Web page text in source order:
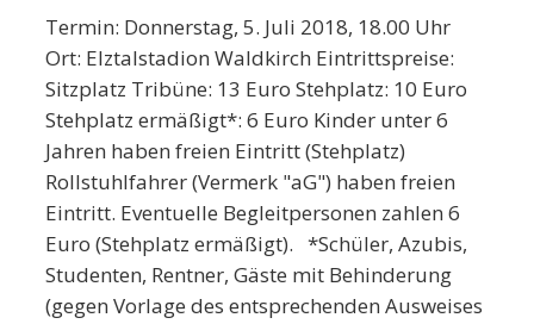
Termin: Donnerstag, 5. Juli 2018, 18.00 Uhr
Ort: Elztalstadion Waldkirch Eintrittspreise:
Sitzplatz Tribüne: 13 Euro Stehplatz: 10 Euro
Stehplatz ermäßigt*: 6 Euro Kinder unter 6
Jahren haben freien Eintritt (Stehplatz)
Rollstuhlfahrer (Vermerk "aG") haben freien
Eintritt. Eventuelle Begleitpersonen zahlen 6
Euro (Stehplatz ermäßigt). *Schüler, Azubis,
Studenten, Rentner, Gäste mit Behinderung
(gegen Vorlage des entsprechenden Ausweises